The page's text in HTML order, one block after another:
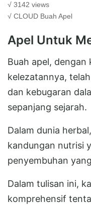
√ 3142 views
√ CLOUD Buah Apel
Apel Untuk
Buah apel, dengan
kelezatannya,
dan kebugaran
sepanjang sejarah.
Dalam dunia
kandungan nutrisi
penyembuhan
Dalam tulisan ini,
komprehensif